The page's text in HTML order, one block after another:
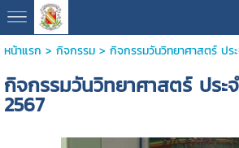
หน้าแรก > กิจกรรม> กิจกรรมวันวิทยาศาสตร์ ปร
กิจกรรมวันวิทยาศาสตร์ ประ
2567